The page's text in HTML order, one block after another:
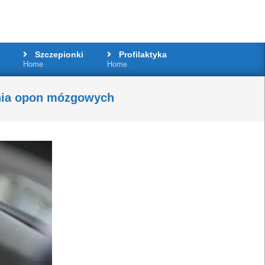
Szczepionki
Home
Profilaktyka
Home
opon mózgowych